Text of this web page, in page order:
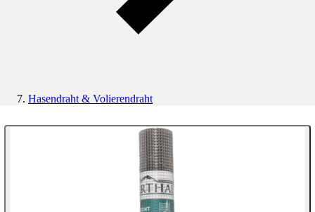
Hasendraht & Volierendraht